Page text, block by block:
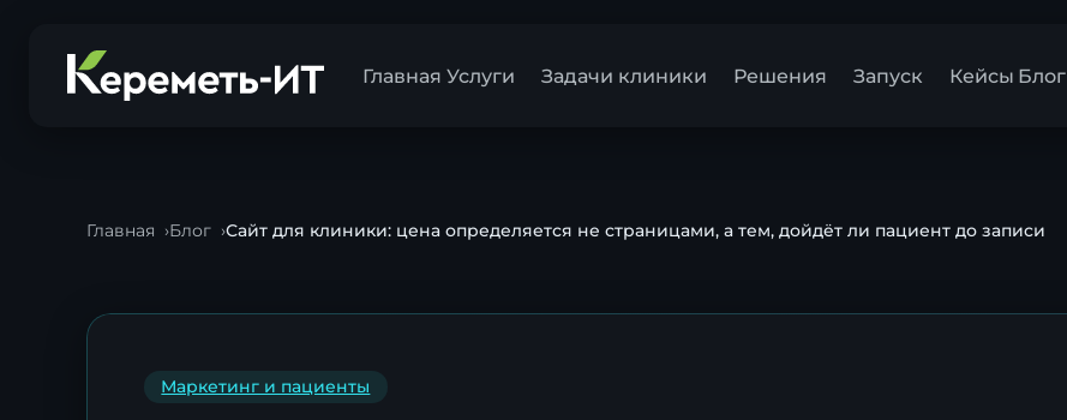
Главная Услуги Задачи клиники Решения Запуск Кейсы Блог
Главная Блог Сайт для клиники: цена определяется не страницами, а тем, дойдёт ли пациент до записи
Маркетинг и пациенты